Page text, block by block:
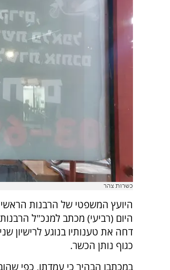
כשרות צהר
היועץ המשפטי של הרבנות
היום (רביעי) מכתב למנכ"ל
דחה את טענותיו בנוגע לרישיון
כגוף נותן הכשר.
במכתבו הבהיר כי עמדתו, כפי